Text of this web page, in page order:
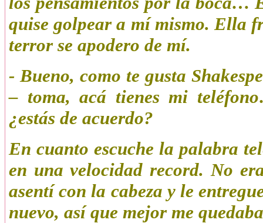
quise golpear a mí mismo. Ella
terror se apodero de mí.
- Bueno, como te gusta
– toma, acá tienes mi
¿estás de acuerdo?
En cuanto escuche la palabra
en una velocidad record. No
asentí con la cabeza y le
nuevo, así que mejor me